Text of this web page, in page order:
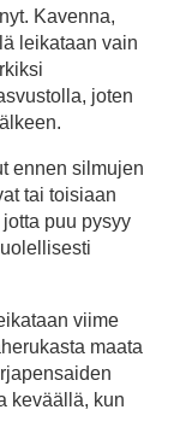
Kavenna,
leikataan vain
joten
ennen silmujen
tai toisiaan
puu pysyy
viime
maata
keväällä, kun